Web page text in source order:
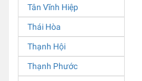
Tân Vĩnh Hiệp
Thái Hòa
Thạnh Hội
Thạnh Phước